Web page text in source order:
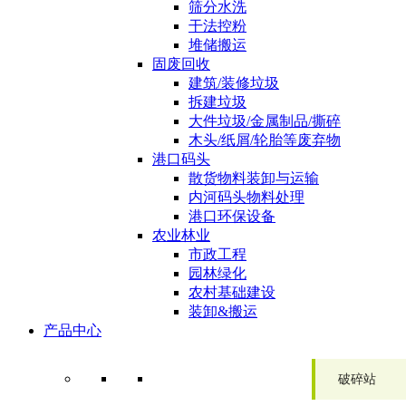
筛分水洗
干法控粉
堆储搬运
固废回收
建筑/装修垃圾
拆建垃圾
大件垃圾/金属制品/撕碎
木头/纸屑/轮胎等废弃物
港口码头
散货物料装卸与运输
内河码头物料处理
港口环保设备
农业林业
市政工程
园林绿化
农村基础建设
装卸&搬运
产品中心
破碎站